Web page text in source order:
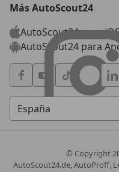
Más AutoScout24
AutoScout24 para
AutoScout24 para
© Copyright
AutoScout24.de, AutoProff,